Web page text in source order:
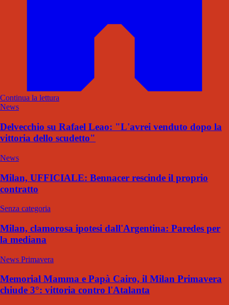
Continua la lettura
News
Delvecchio su Rafael Leao: "L'avrei venduto dopo la
vittoria dello scudetto"
News
Milan, UFFICIALE: Bennacer rescinde il proprio
contratto
Senza categoria
Milan, clamorosa ipotesi dall'Argentina: Paredes per
la mediana
News Primavera
Memorial Mamma e Papà Cairo, il Milan Primavera
chiude 3°: vittoria contro l'Atalanta